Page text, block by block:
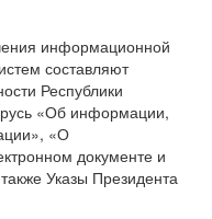
информационной
составляют
Республики
«Об информации,
«О
документе и
Указы Президента